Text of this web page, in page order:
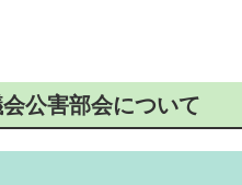
公害部会について